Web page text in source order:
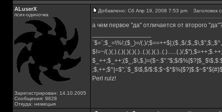
ALuserX
псих-одиночка
Зарегистрирован: 14.10.2005
Сообщения: 9828
Откуда: немецыя
Добавлено: Сб Апр 19, 2008 7:53 pm Заголовок
а чем первое "да" отличается от второго
`$=`;$_=\%!;($_)=/(.)/;$==++$|;($.,$/
$!=~/(.)(.).(.)(.)(.)(.)..(.)(.)(.)..(.)......(.)/
$_++;$_++;($_,$\,$,)=($~.$"."$;$/
;$,++;$^|=$";`$_$\$,$/
Perl rulz!